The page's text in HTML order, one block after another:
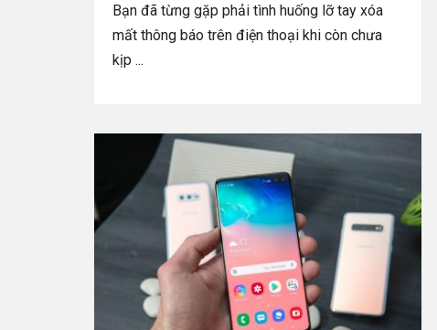
Bạn đã từng gặp phải tình huống lỡ tay xóa
mất thông báo trên điện thoại khi còn chưa
kịp ...